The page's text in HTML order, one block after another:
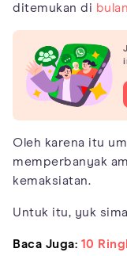
ditemukan di
Oleh karena itu
memperbanyak
kemaksiatan.
Untuk itu, yuk
Baca Juga: 10